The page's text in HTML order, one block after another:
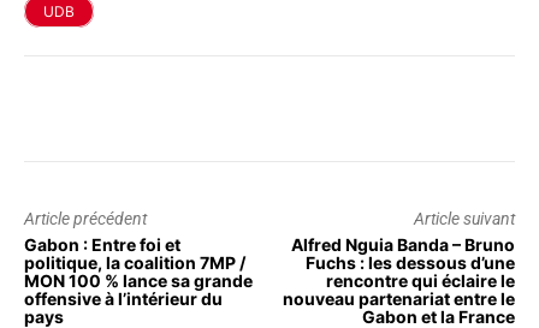
UDB
Article précédent
Gabon : Entre foi et
politique, la coalition 7MP /
MON 100 % lance sa grande
offensive à l’intérieur du
pays
Article suivant
Alfred Nguia Banda – Bruno
Fuchs : les dessous d’une
rencontre qui éclaire le
nouveau partenariat entre le
Gabon et la France